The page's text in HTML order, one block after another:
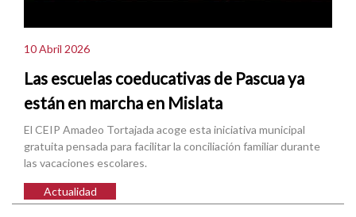
10 Abril 2026
Las escuelas coeducativas de Pascua ya
están en marcha en Mislata
El CEIP Amadeo Tortajada acoge esta iniciativa municipal
gratuita pensada para facilitar la conciliación familiar durante
las vacaciones escolares.
Actualidad